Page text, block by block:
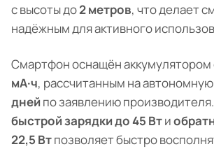
с высоты до2 метров, что делает
надёжным для активного
Смартфон оснащён
мА·ч, рассчитанным на
днейпо заявлению
быстрой зарядки до 45 Вти
22,5 Втпозволяет быстро